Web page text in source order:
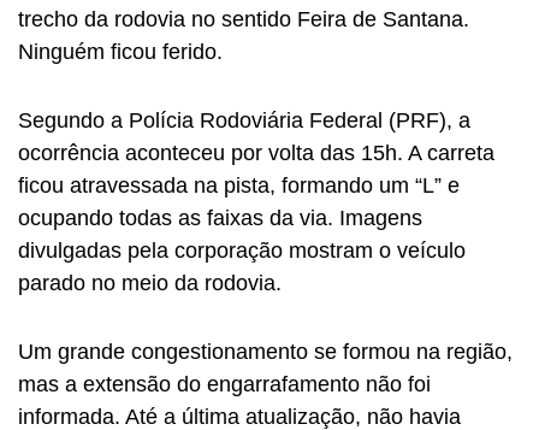
trecho da rodovia no sentido Feira de Santana.
Ninguém ficou ferido.
Segundo a Polícia Rodoviária Federal (PRF), a
ocorrência aconteceu por volta das 15h. A carreta
ficou atravessada na pista, formando um “L” e
ocupando todas as faixas da via. Imagens
divulgadas pela corporação mostram o veículo
parado no meio da rodovia.
Um grande congestionamento se formou na região,
mas a extensão do engarrafamento não foi
informada. Até a última atualização, não havia